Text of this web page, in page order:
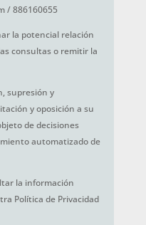
/ 886160655
la potencial relación
consultas o remitir la
supresión y
y oposición a su
de decisiones
automatizado de
la información
Política de Privacidad